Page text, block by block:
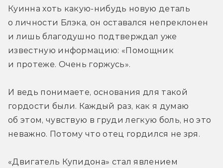
Куинна хоть какую-нибудь новую деталь
о личности Блэка, он оставался непреклонен
и лишь благодушно подтверждал уже
известную информацию: «Помощник
и протеже. Очень горжусь».
И ведь понимаете, основания для такой
гордости были. Каждый раз, как я думаю
об этом, чувствую в груди легкую боль, но это
неважно. Потому что отец гордился не зря.
«Двигатель Купидона» стал явлением